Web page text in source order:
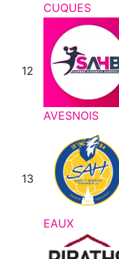
CUQUES
12
AVESNOIS
13
EAUX